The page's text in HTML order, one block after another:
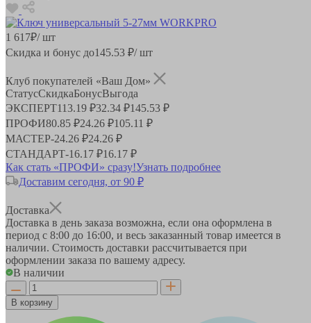
1 617₽/ шт
Скидка и бонус до145.53 ₽/ шт
Клуб покупателей «Ваш Дом»
СтатусСкидкаБонусВыгода
ЭКСПЕРТ113.19 ₽32.34 ₽145.53 ₽
ПРОФИ80.85 ₽24.26 ₽105.11 ₽
МАСТЕР-24.26 ₽24.26 ₽
СТАНДАРТ-16.17 ₽16.17 ₽
Как стать «ПРОФИ» сразу!Узнать подробнее
Доставим сегодня, от 90 ₽
Доставка
Доставка в день заказа возможна, если она оформлена в
период с 8:00 до 16:00, и весь заказанный товар имеется в
наличии. Стоимость доставки рассчитывается при
оформлении заказа по вашему адресу.
В наличии
В корзину